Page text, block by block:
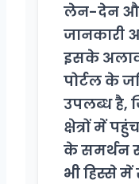
लेन-देन और
जानकारी
इसके
पोर्टल के
उपलब्ध है,
क्षेत्रों में
के समर्थन
भी हिस्से